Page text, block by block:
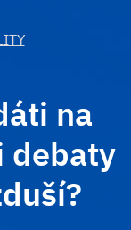
na
debaty